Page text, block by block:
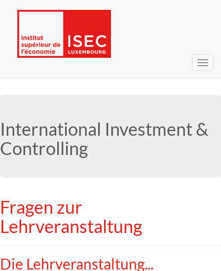
International Investment &
Controlling
Fragen zur
Lehrveranstaltung
Die Lehrveranstaltung...